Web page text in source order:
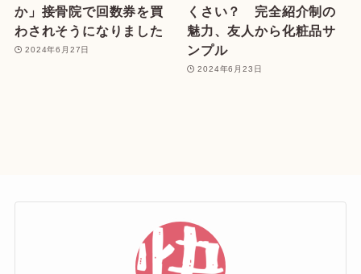
か」接骨院で回数券を買
わされそうになりました
2024年6月27日
くさい？ 完全紹介制の
魅力、友人から化粧品サ
ンプル
2024年6月23日